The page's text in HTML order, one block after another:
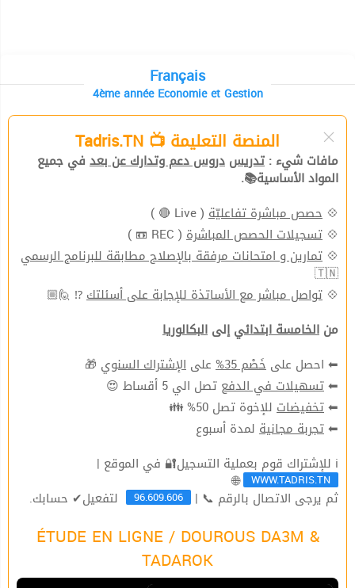
Français
4ème année Economie et Gestion
المنصة التعليمة 📺 Tadris.TN
مافات شيء : تدريس دروس دعم وتدارك عن بعد في جميع
المواد الأساسية📚.
💠 حصص مباشرة تفاعليّة ( Live 🔴 )
💠 تسجيلات الحصص المباشرة ( REC 📼 )
💠 تمارين و امتحانات مرفقة بالإصلاح مطابقة للبرنامج الرسمي
🇹🇳
💠 تواصل مباشر مع الأساتذة للإجابة على أسئلتك⁉ 🙋🏼
من الخامسة ابتدائي إلى البكالوريا
⬅ احصل على خَصْم 35% على الإشتراك السنوي 🎁
⬅تسهيلات في الدفع تصل الي 5 أقساط 😍
⬅تخفيضات للإخوة تصل 50% 👪
⬅تجربة مجانية لمدة أسبوع
ℹ للإشتراك قوم بعملية التسجيل🔐 في الموقع |
WWW.TADRIS.TN
🌐
ثم يرجى الاتصال بالرقم 📞 | 96.609.606 لتفعيل✔ حسابك.
ÉTUDE EN LIGNE / DOUROUS DA3M &
TADAROK